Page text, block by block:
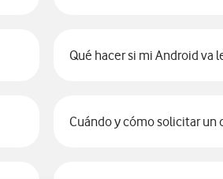
Qué hacer si mi Android va
Cuándo y cómo solicitar un